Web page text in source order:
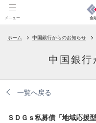
金
メニュー
ホーム 中国銀行からのお知らせ
中国銀行
一覧へ戻る
ＳＤＧｓ私募債「地域応援